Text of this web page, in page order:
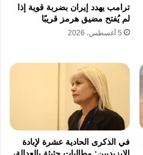
ترامب يهدد إيران بضربة قوية إذا
لم يُفتح مضيق هرمز قريبًا
5 أغسطس، 2026
في الذكرى الحادية عشرة لإبادة
الإيزيديين: مطالبات حثيثة بالعدالة،